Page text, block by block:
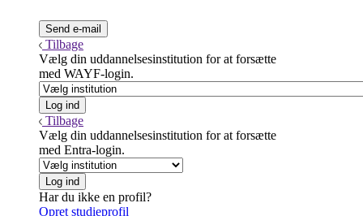
Tilbage
Vælg din uddannelsesinstitution for at forsætte
med WAYF-login.
Tilbage
Vælg din uddannelsesinstitution for at forsætte
med Entra-login.
Har du ikke en profil?
Opret studieprofil